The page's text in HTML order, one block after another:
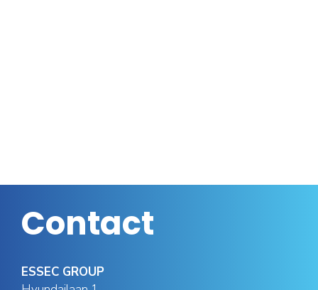
Contact
ESSEC GROUP